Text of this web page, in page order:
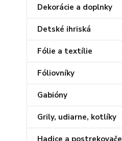
Dekorácie a doplnky
Detské ihriská
Fólie a textílie
Fóliovníky
Gabióny
Grily, udiarne, kotlíky
Hadice a postrekovače